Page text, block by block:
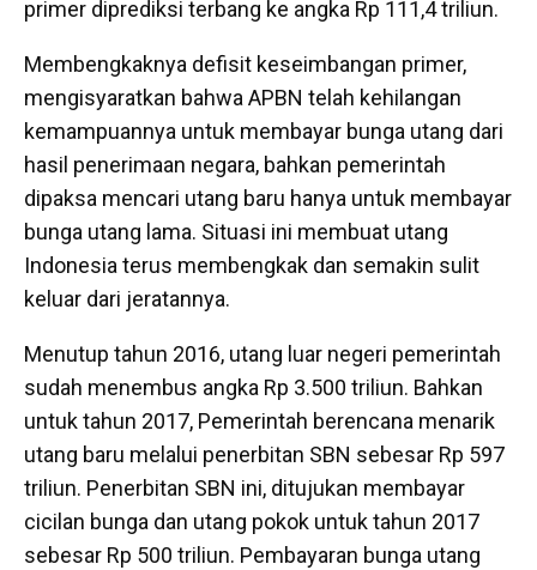
primer diprediksi terbang ke angka Rp 111,4 triliun.
Membengkaknya defisit keseimbangan primer,
mengisyaratkan bahwa APBN telah kehilangan
kemampuannya untuk membayar bunga utang dari
hasil penerimaan negara, bahkan pemerintah
dipaksa mencari utang baru hanya untuk membayar
bunga utang lama. Situasi ini membuat utang
Indonesia terus membengkak dan semakin sulit
keluar dari jeratannya.
Menutup tahun 2016, utang luar negeri pemerintah
sudah menembus angka Rp 3.500 triliun. Bahkan
untuk tahun 2017, Pemerintah berencana menarik
utang baru melalui penerbitan SBN sebesar Rp 597
triliun. Penerbitan SBN ini, ditujukan membayar
cicilan bunga dan utang pokok untuk tahun 2017
sebesar Rp 500 triliun. Pembayaran bunga utang